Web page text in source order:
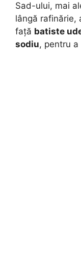
Sad-ului, mai
lângă rafinărie,
față batiste
sodiu, pentru